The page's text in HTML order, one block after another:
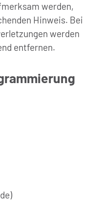
werden,
Hinweis. Bei
werden
entfernen.